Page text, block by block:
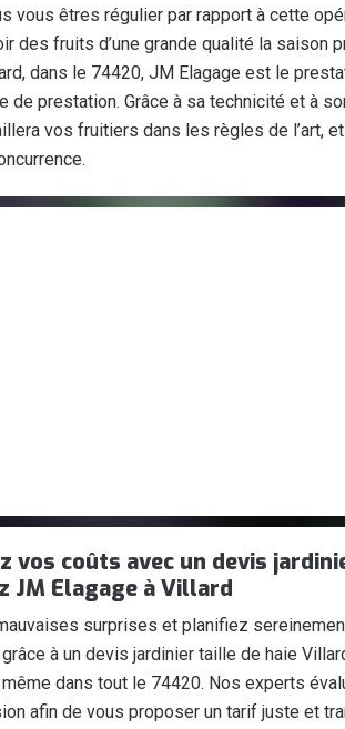
vous êtres régulier par rapport à cette
des fruits d’une grande qualité la saison
dans le 74420, JM Elagage est le
de prestation. Grâce à sa technicité et à
vos fruitiers dans les règles de l’art,
vos coûts avec un devis
JM Elagage à Villard
surprises et planifiez
à un devis jardinier taille de haie
même dans tout le 74420. Nos experts
afin de vous proposer un tarif juste et